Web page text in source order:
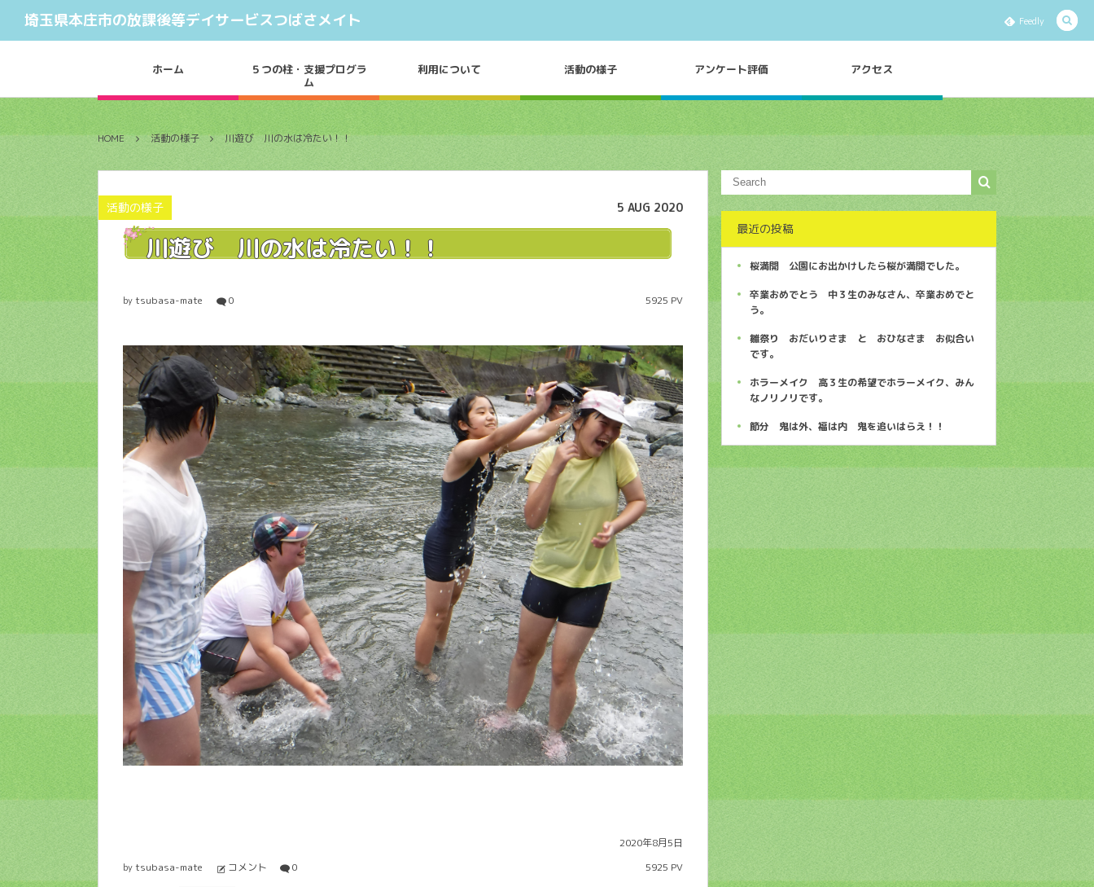
埼玉県本庄市の放課後等デイサービスつばさメイト Feedly
ホーム
５つの柱・支援プログラ
ム
利用について 活動の様子 アンケート評価 アクセス
HOME 活動の様子 川遊び 川の水は冷たい！！
活動の様子 5 AUG 2020
川遊び 川の水は冷たい！！
bytsubasa-mate 0 5925 PV
2020年8月5日
bytsubasa-mate コメント 0 5925 PV
最近の投稿
桜満開 公園にお出かけしたら桜が満開でした。
卒業おめでとう 中３生のみなさん、卒業おめでと
う。
雛祭り おだいりさま と おひなさま お似合い
です。
ホラーメイク 高３生の希望でホラーメイク、みん
なノリノリです。
節分 鬼は外、福は内 鬼を追いはらえ！！